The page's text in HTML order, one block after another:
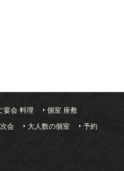
宴会 料理 個室 座敷
会 大人数の個室 予約